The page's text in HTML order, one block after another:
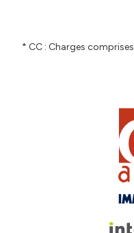
* CC : Charges comprises